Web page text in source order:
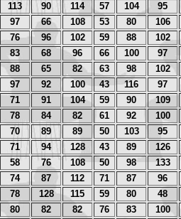
113 90 114 57 104 95
97 66 108 53 80 106
76 96 102 59 88 102
83 68 96 66 100 97
88 65 82 63 98 102
97 92 100 43 116 97
71 91 104 59 90 109
78 84 82 61 92 100
70 89 89 50 103 95
71 94 128 43 89 126
58 76 108 50 98 133
74 87 112 71 87 96
78 128 115 59 80 48
80 82 82 76 83 100